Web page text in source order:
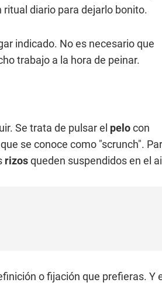
diario para dejarlo bonito.
indicado. No es necesario que
trabajo a la hora de peinar.
Se trata de pulsar el pelocon
se conoce como "scrunch".
rizosqueden suspendidos en el
o fijación que prefieras. Y